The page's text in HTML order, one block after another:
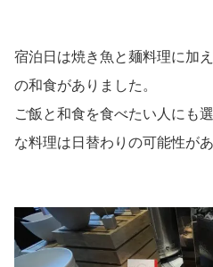
宿泊日は焼き魚と麺料理に加
の和食がありました。
ご飯と和食を食べたい人にも
な料理は日替わりの可能性があ